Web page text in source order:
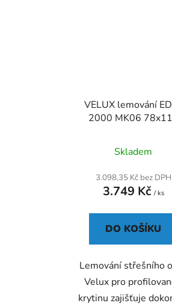
VELUX lemování
2000 MK06
Skladem
3.098,35 Kč bez DPH
3.749 Kč / ks
DO KOŠÍKU
Lemování střešního
Velux pro
krytinu zajišťuje